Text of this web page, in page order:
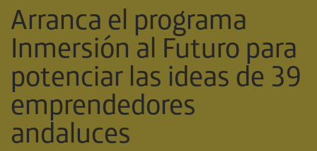
Arranca el programa
Inmersión al Futuro para
potenciar las ideas de 39
emprendedores
andaluces